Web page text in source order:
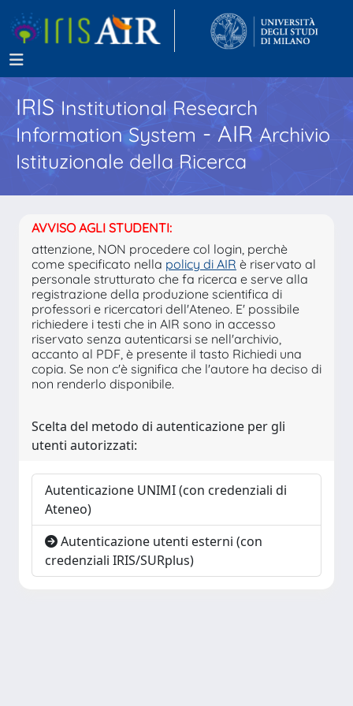
IRISInstitutional Research
Information System - AIR Archivio
Istituzionale della Ricerca
AVVISO AGLI STUDENTI:
attenzione, NON procedere col login, perchè
come specificato nella policy di AIR è riservato al
personale strutturato che fa ricerca e serve alla
registrazione della produzione scientifica di
professori e ricercatori dell'Ateneo. E' possibile
richiedere i testi che in AIR sono in accesso
riservato senza autenticarsi se nell'archivio,
accanto al PDF, è presente il tasto Richiedi una
copia. Se non c'è significa che l'autore ha deciso di
non renderlo disponibile.
Scelta del metodo di autenticazione per gli
utenti autorizzati:
Autenticazione UNIMI (con credenziali di
Ateneo)
Autenticazione utenti esterni (con
credenziali IRIS/SURplus)